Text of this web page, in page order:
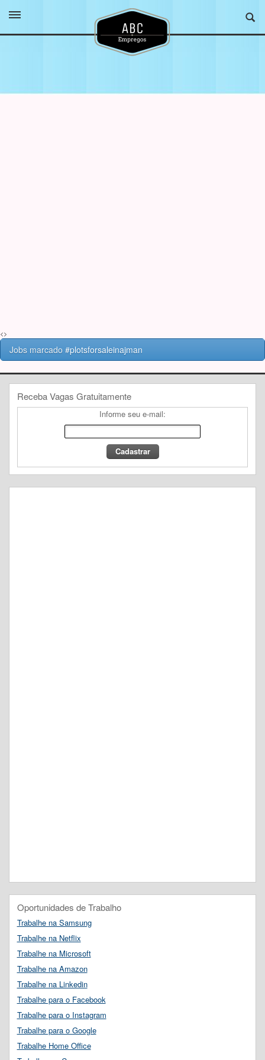
<>
Jobs marcado #plotsforsaleinajman
Receba Vagas Gratuitamente
Informe seu e-mail:
Oportunidades de Trabalho
Trabalhe na Samsung
Trabalhe na Netflix
Trabalhe na Microsoft
Trabalhe na Amazon
Trabalhe na Linkedin
Trabalhe para o Facebook
Trabalhe para o Instagram
Trabalhe para o Google
Trabalhe Home Office